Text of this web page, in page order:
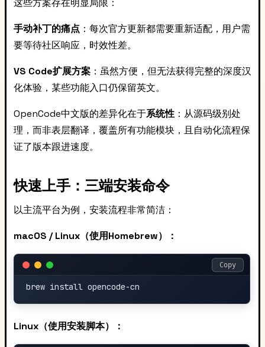
这些方案存在明显局限：
手动补丁的痛点 ：每次官方更新都需要重新适配，用户需
要等待社区响应，时效性差。
VS Code扩展方案 ：虽然方便，但无法获得完整的深度汉
化体验，某些功能入口仍保留英文。
OpenCode中文版的差异化在于系统性 ：从源码级别处
理，而非表层翻译，覆盖所有功能模块，且自动化流程保
证了版本跟进速度。
快速上手：三端安装命令
以主流平台为例，安装流程非常简洁：
macOS / Linux（使用Homebrew）：
Copy
Linux（使用安装脚本）：